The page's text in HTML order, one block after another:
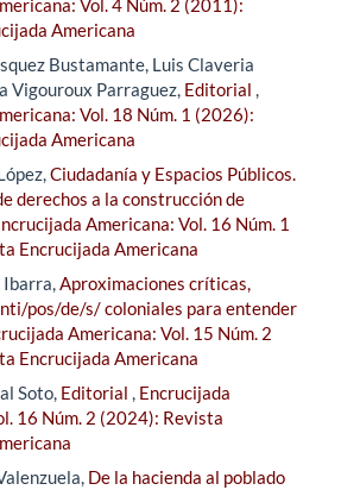
Vol. 4 Núm. 2 (2011):
Americana
Bustamante, Luis Claveria
Vigouroux Parraguez, Editorial ,
Vol. 18 Núm. 1 (2026):
Americana
Ciudadanía y Espacios Públicos.
derechos a la construcción de
Americana: Vol. 16 Núm. 1
Encrucijada Americana
Ibarra,Aproximaciones críticas,
pos/de/s/ coloniales para entender
Americana: Vol. 15 Núm. 2
Encrucijada Americana
Soto, Editorial , Encrucijada
16 Núm. 2 (2024): Revista
De la hacienda al poblado